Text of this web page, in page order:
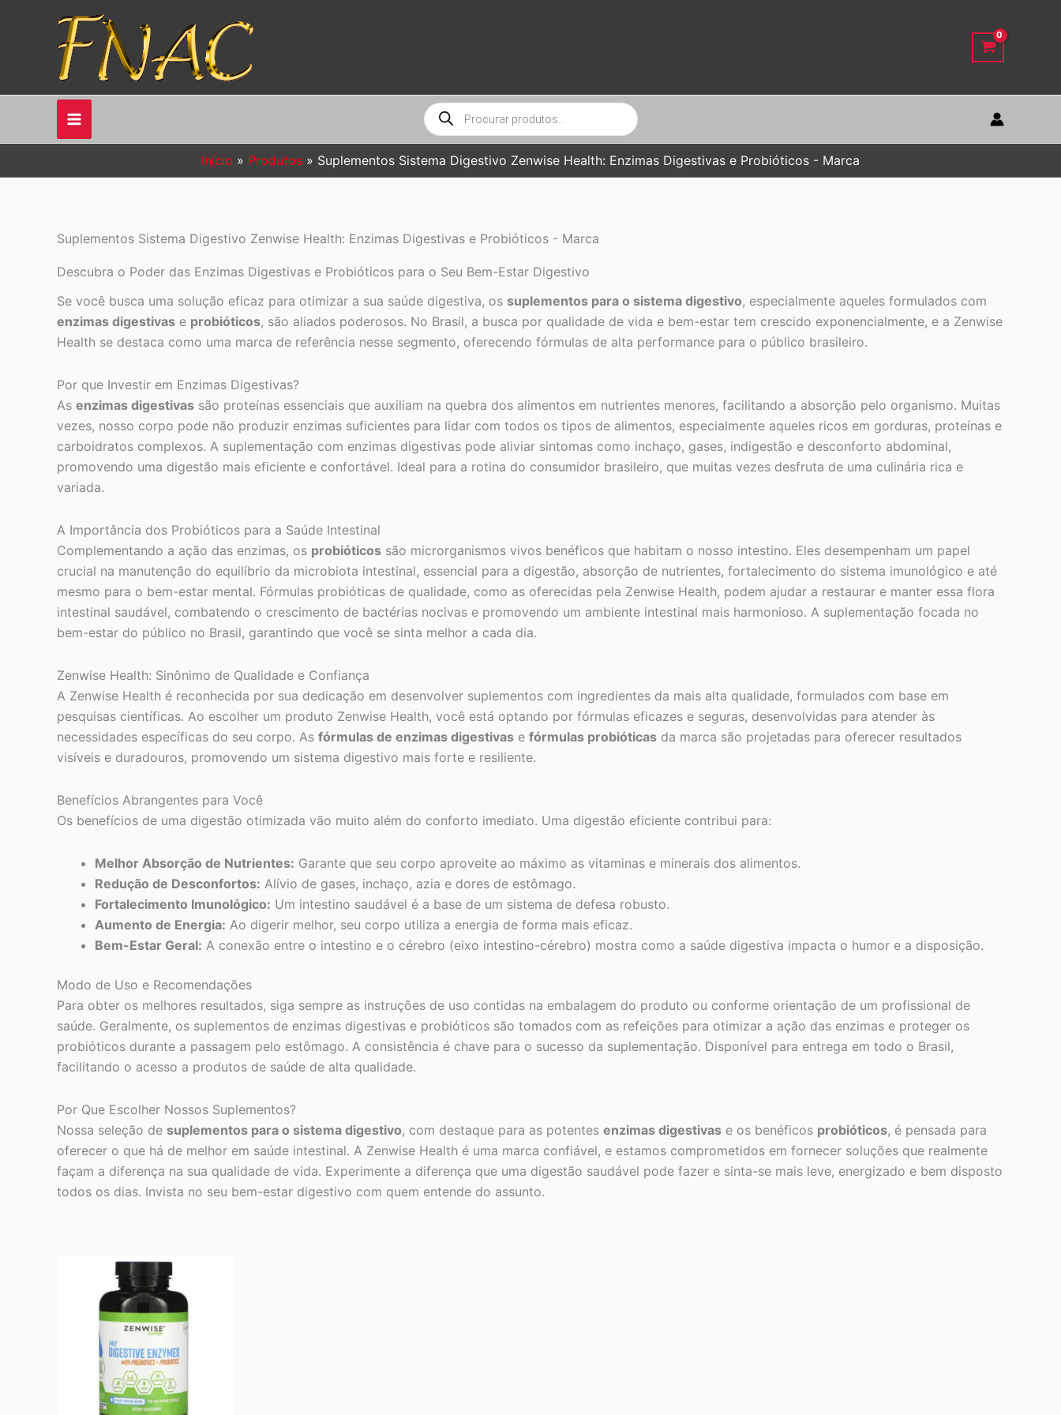
Pesquisar
produtos
Início Produtos Suplementos Sistema Digestivo Zenwise Health: Enzimas Digestivas e Probióticos - Marca
Suplementos Sistema Digestivo Zenwise Health: Enzimas Digestivas e Probióticos - Marca
Descubra o Poder das Enzimas Digestivas e Probióticos para o Seu Bem-Estar Digestivo
Se você busca uma solução eficaz para otimizar a sua saúde digestiva, os suplementos para o sistema digestivo, especialmente aqueles formulados com
enzimas digestivas e probióticos, são aliados poderosos. No Brasil, a busca por qualidade de vida e bem-estar tem crescido exponencialmente, e a Zenwise
Health se destaca como uma marca de referência nesse segmento, oferecendo fórmulas de alta performance para o público brasileiro.
Por que Investir em Enzimas Digestivas?
As enzimas digestivas são proteínas essenciais que auxiliam na quebra dos alimentos em nutrientes menores, facilitando a absorção pelo organismo. Muitas
vezes, nosso corpo pode não produzir enzimas suficientes para lidar com todos os tipos de alimentos, especialmente aqueles ricos em gorduras, proteínas e
carboidratos complexos. A suplementação com enzimas digestivas pode aliviar sintomas como inchaço, gases, indigestão e desconforto abdominal,
promovendo uma digestão mais eficiente e confortável. Ideal para a rotina do consumidor brasileiro, que muitas vezes desfruta de uma culinária rica e
variada.
A Importância dos Probióticos para a Saúde Intestinal
Complementando a ação das enzimas, os probióticos são microrganismos vivos benéficos que habitam o nosso intestino. Eles desempenham um papel
crucial na manutenção do equilíbrio da microbiota intestinal, essencial para a digestão, absorção de nutrientes, fortalecimento do sistema imunológico e até
mesmo para o bem-estar mental. Fórmulas probióticas de qualidade, como as oferecidas pela Zenwise Health, podem ajudar a restaurar e manter essa flora
intestinal saudável, combatendo o crescimento de bactérias nocivas e promovendo um ambiente intestinal mais harmonioso. A suplementação focada no
bem-estar do público no Brasil, garantindo que você se sinta melhor a cada dia.
Zenwise Health: Sinônimo de Qualidade e Confiança
A Zenwise Health é reconhecida por sua dedicação em desenvolver suplementos com ingredientes da mais alta qualidade, formulados com base em
pesquisas científicas. Ao escolher um produto Zenwise Health, você está optando por fórmulas eficazes e seguras, desenvolvidas para atender às
necessidades específicas do seu corpo. As fórmulas de enzimas digestivas e fórmulas probióticas da marca são projetadas para oferecer resultados
visíveis e duradouros, promovendo um sistema digestivo mais forte e resiliente.
Benefícios Abrangentes para Você
Os benefícios de uma digestão otimizada vão muito além do conforto imediato. Uma digestão eficiente contribui para:
Melhor Absorção de Nutrientes: Garante que seu corpo aproveite ao máximo as vitaminas e minerais dos alimentos.
Redução de Desconfortos: Alívio de gases, inchaço, azia e dores de estômago.
Fortalecimento Imunológico: Um intestino saudável é a base de um sistema de defesa robusto.
Aumento de Energia: Ao digerir melhor, seu corpo utiliza a energia de forma mais eficaz.
Bem-Estar Geral: A conexão entre o intestino e o cérebro (eixo intestino-cérebro) mostra como a saúde digestiva impacta o humor e a disposição.
Modo de Uso e Recomendações
Para obter os melhores resultados, siga sempre as instruções de uso contidas na embalagem do produto ou conforme orientação de um profissional de
saúde. Geralmente, os suplementos de enzimas digestivas e probióticos são tomados com as refeições para otimizar a ação das enzimas e proteger os
probióticos durante a passagem pelo estômago. A consistência é chave para o sucesso da suplementação. Disponível para entrega em todo o Brasil,
facilitando o acesso a produtos de saúde de alta qualidade.
Por Que Escolher Nossos Suplementos?
Nossa seleção de suplementos para o sistema digestivo, com destaque para as potentes enzimas digestivas e os benéficos probióticos, é pensada para
oferecer o que há de melhor em saúde intestinal. A Zenwise Health é uma marca confiável, e estamos comprometidos em fornecer soluções que realmente
façam a diferença na sua qualidade de vida. Experimente a diferença que uma digestão saudável pode fazer e sinta-se mais leve, energizado e bem disposto
todos os dias. Invista no seu bem-estar digestivo com quem entende do assunto.